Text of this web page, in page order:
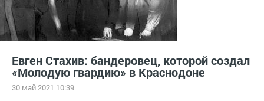
Евген Стахив: бандеровец, которой создал
«Молодую гвардию» в Краснодоне
30 май 2021 10:39